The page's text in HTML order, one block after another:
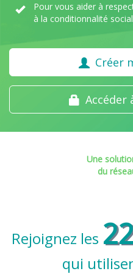
Pour vous aider à
à la conditionnalité
Créer
Accéder
Une
du
Rejoignez les
qui